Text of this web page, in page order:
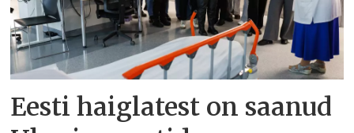
Eesti haiglatest on saanud